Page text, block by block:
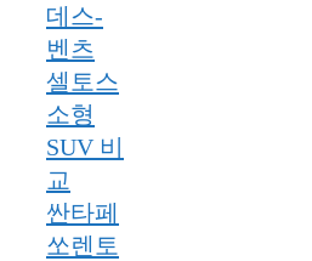
데스-
벤츠
셀토스
소형
SUV 비
교
싼타페
쏘렌토